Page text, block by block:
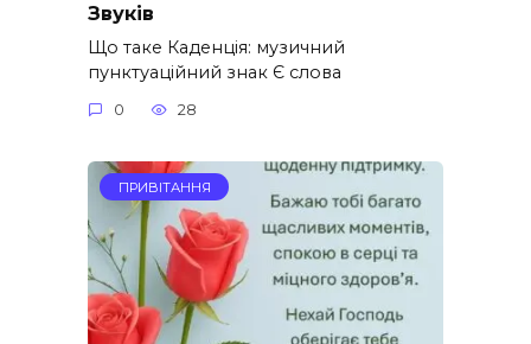
Звуків
Що таке Каденція: музичний
пунктуаційний знак Є слова
0 28
ПРИВІТАННЯ